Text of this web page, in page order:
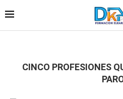
CINCO PROFESIONES